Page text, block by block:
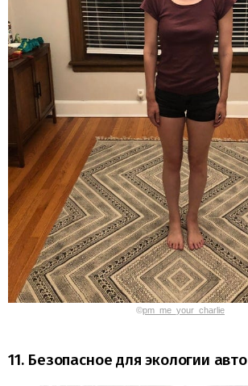
©pm_me_your_charlie
11. Безопасное для экологии авто